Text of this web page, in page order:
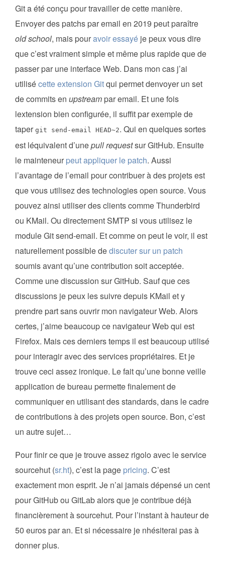
Git a été conçu pour travailler de cette manière.
Envoyer des patchs par email en 2019 peut paraître
old school, mais pouravoir essayé je peux vous dire
que c’est vraiment simple et même plus rapide que de
passer par une interface Web. Dans mon cas j’ai
utilisécette extension Gitqui permet denvoyer un set
de commits en upstream par email. Et une fois
lextension bien configurée, il suffit par exemple de
taper git send-email HEAD~2. Qui en quelques sortes
est léquivalent d’unepull requestsur GitHub. Ensuite
le mainteneur peut appliquer le patch. Aussi
l’avantage de l’email pour contribuer à des projets est
que vous utilisez des technologies open source. Vous
pouvez ainsi utiliser des clients comme Thunderbird
ou KMail. Ou directement SMTP si vous utilisez le
module Git send-email. Et comme on peut le voir, il est
naturellement possible dediscuter sur un patch
soumis avant qu’une contribution soit acceptée.
Comme une discussion sur GitHub. Sauf que ces
discussions je peux les suivre depuis KMail et y
prendre part sans ouvrir mon navigateur Web. Alors
certes, j’aime beaucoup ce navigateur Web qui est
Firefox. Mais ces derniers temps il est beaucoup utilisé
pour interagir avec des services propriétaires. Et je
trouve ceci assez ironique. Le fait qu’une bonne veille
application de bureau permette finalement de
communiquer en utilisant des standards, dans le cadre
de contributions à des projets open source. Bon, c’est
un autre sujet…
Pour finir ce que je trouve assez rigolo avec le service
sourcehut (sr.ht), c’est la page pricing. C’est
exactement mon esprit. Je n’ai jamais dépensé un cent
pour GitHub ou GitLab alors que je contribue déjà
financièrement à sourcehut. Pour l’instant à hauteur de
50 euros par an. Et si nécessaire je nhésiterai pas à
donner plus.